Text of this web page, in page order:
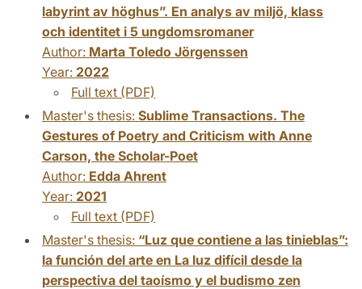
labyrint av höghus”. En analys av miljö, klass
och identitet i 5 ungdomsromaner
Author: Marta Toledo Jörgenssen
Year: 2022
Full text (PDF)
Master's thesis: Sublime Transactions. The
Gestures of Poetry and Criticism with Anne
Carson, the Scholar-Poet
Author: Edda Ahrent
Year: 2021
Full text (PDF)
Master's thesis: “Luz que contiene a las tinieblas”:
la función del arte en La luz difícil desde la
perspectiva del taoísmo y el budismo zen